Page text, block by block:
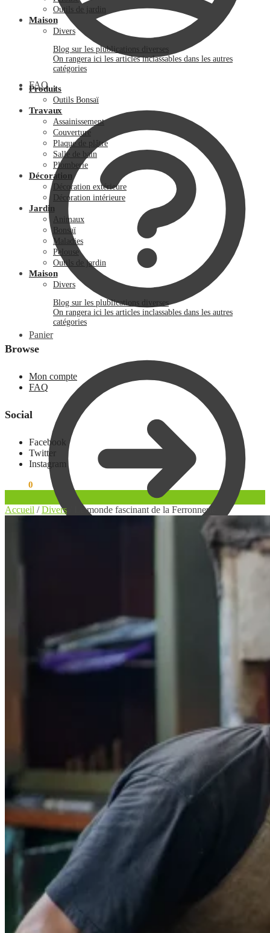
FAQ
Panier
Outils de jardin
Maison
Divers
Blog sur les plublications diverses
On rangera ici les articles inclassables dans les autres
catégories
Produits
Outils Bonsaï
Travaux
Assainissement
Couverture
Plaque de plâtre
Salle de bain
Plomberie
Décoration
Décoration extérieure
Décoration intérieure
Jardin
Animaux
Bonsaï
Maladies
Pelouse
Outils de jardin
Maison
Divers
Blog sur les plublications diverses
On rangera ici les articles inclassables dans les autres
catégories
Browse
Mon compte
FAQ
Social
Facebook
Twitter
Instagram
0
Accueil /Divers Le monde fascinant de la Ferronnerie